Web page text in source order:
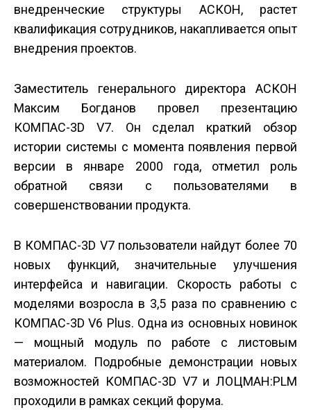
внедренческие структуры АСКОН, растет
квалификация сотрудников, накапливается опыт
внедрения проектов.
Заместитель генерального директора АСКОН
Максим Богданов провел презентацию
КОМПАС-3D V7. Он сделал краткий обзор
истории системы с момента появления первой
версии в январе 2000 года, отметил роль
обратной связи с пользователями в
совершенствовании продукта.
В КОМПАС-3D V7 пользователи найдут более 70
новых функций, значительные улучшения
интерфейса и навигации. Скорость работы с
моделями возросла в 3,5 раза по сравнению с
КОМПАС-3D V6 Plus. Одна из основных новинок
— мощный модуль по работе с листовым
материалом. Подробные демонстрации новых
возможностей КОМПАС-3D V7 и ЛОЦМАН:PLM
проходили в рамках секций форума.